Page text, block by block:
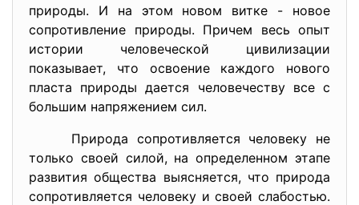
природы. И на этом новом витке - новое
сопротивление природы. Причем весь опыт
истории человеческой цивилизации
показывает, что освоение каждого нового
пласта природы дается человечеству все с
большим напряжением сил.
Природа сопротивляется человеку не
только своей силой, на определенном этапе
развития общества выясняется, что природа
сопротивляется человеку и своей слабостью.